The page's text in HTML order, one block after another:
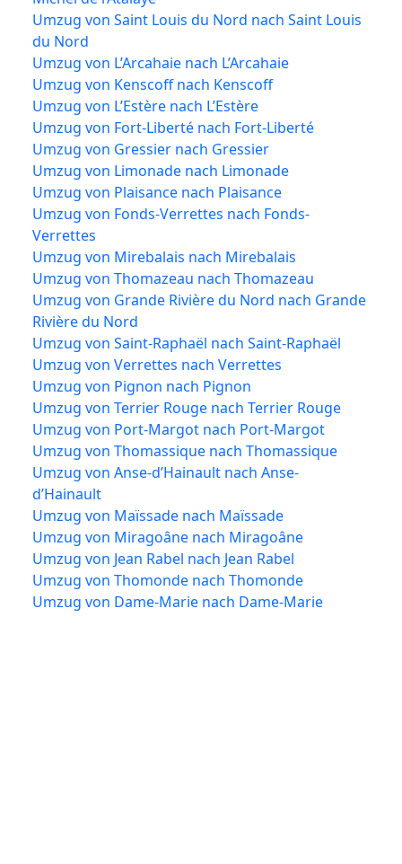
Umzug von Saint Louis du Nord nach Saint Louis
du Nord
Umzug von L’Arcahaie nach L’Arcahaie
Umzug von Kenscoff nach Kenscoff
Umzug von L’Estère nach L’Estère
Umzug von Fort-Liberté nach Fort-Liberté
Umzug von Gressier nach Gressier
Umzug von Limonade nach Limonade
Umzug von Plaisance nach Plaisance
Umzug von Fonds-Verrettes nach Fonds-
Verrettes
Umzug von Mirebalais nach Mirebalais
Umzug von Thomazeau nach Thomazeau
Umzug von Grande Rivière du Nord nach Grande
Rivière du Nord
Umzug von Saint-Raphaël nach Saint-Raphaël
Umzug von Verrettes nach Verrettes
Umzug von Pignon nach Pignon
Umzug von Terrier Rouge nach Terrier Rouge
Umzug von Port-Margot nach Port-Margot
Umzug von Thomassique nach Thomassique
Umzug von Anse-d’Hainault nach Anse-
d’Hainault
Umzug von Maïssade nach Maïssade
Umzug von Miragoâne nach Miragoâne
Umzug von Jean Rabel nach Jean Rabel
Umzug von Thomonde nach Thomonde
Umzug von Dame-Marie nach Dame-Marie